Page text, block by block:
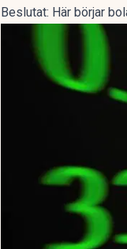
Beslutat: Här börjar